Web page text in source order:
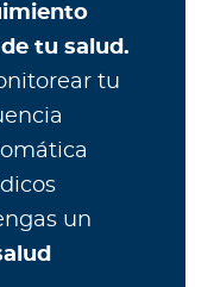
tu salud.
tu
un